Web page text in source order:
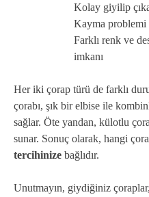
Kolay giyilip
Kayma problemi
Farklı renk ve
imkanı
Her iki çorap türü de farklı
çorabı, şık bir elbise ile
sağlar. Öte yandan, külotlu
sunar. Sonuç olarak, hangi
tercihinize bağlıdır.
Unutmayın, giydiğiniz